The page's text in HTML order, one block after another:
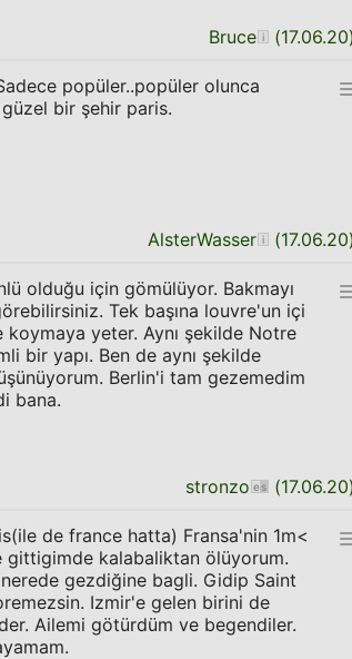
Bruce (17.06.20
popüler..popüler olunca
bir şehir paris.
AlsterWasser (17.06.20
olduğu için gömülüyor. Bakmayı
Tek başına louvre'un içi
yeter. Aynı şekilde Notre
bir yapı. Ben de aynı şekilde
Berlin'i tam gezemedim
bana.
stronzo (17.06.20
de france hatta) Fransa'nin 1m<
kalabaliktan ölüyorum.
gezdiğine bagli. Gidip Saint
Izmir'e gelen birini de
Ailemi götürdüm ve begendiler.